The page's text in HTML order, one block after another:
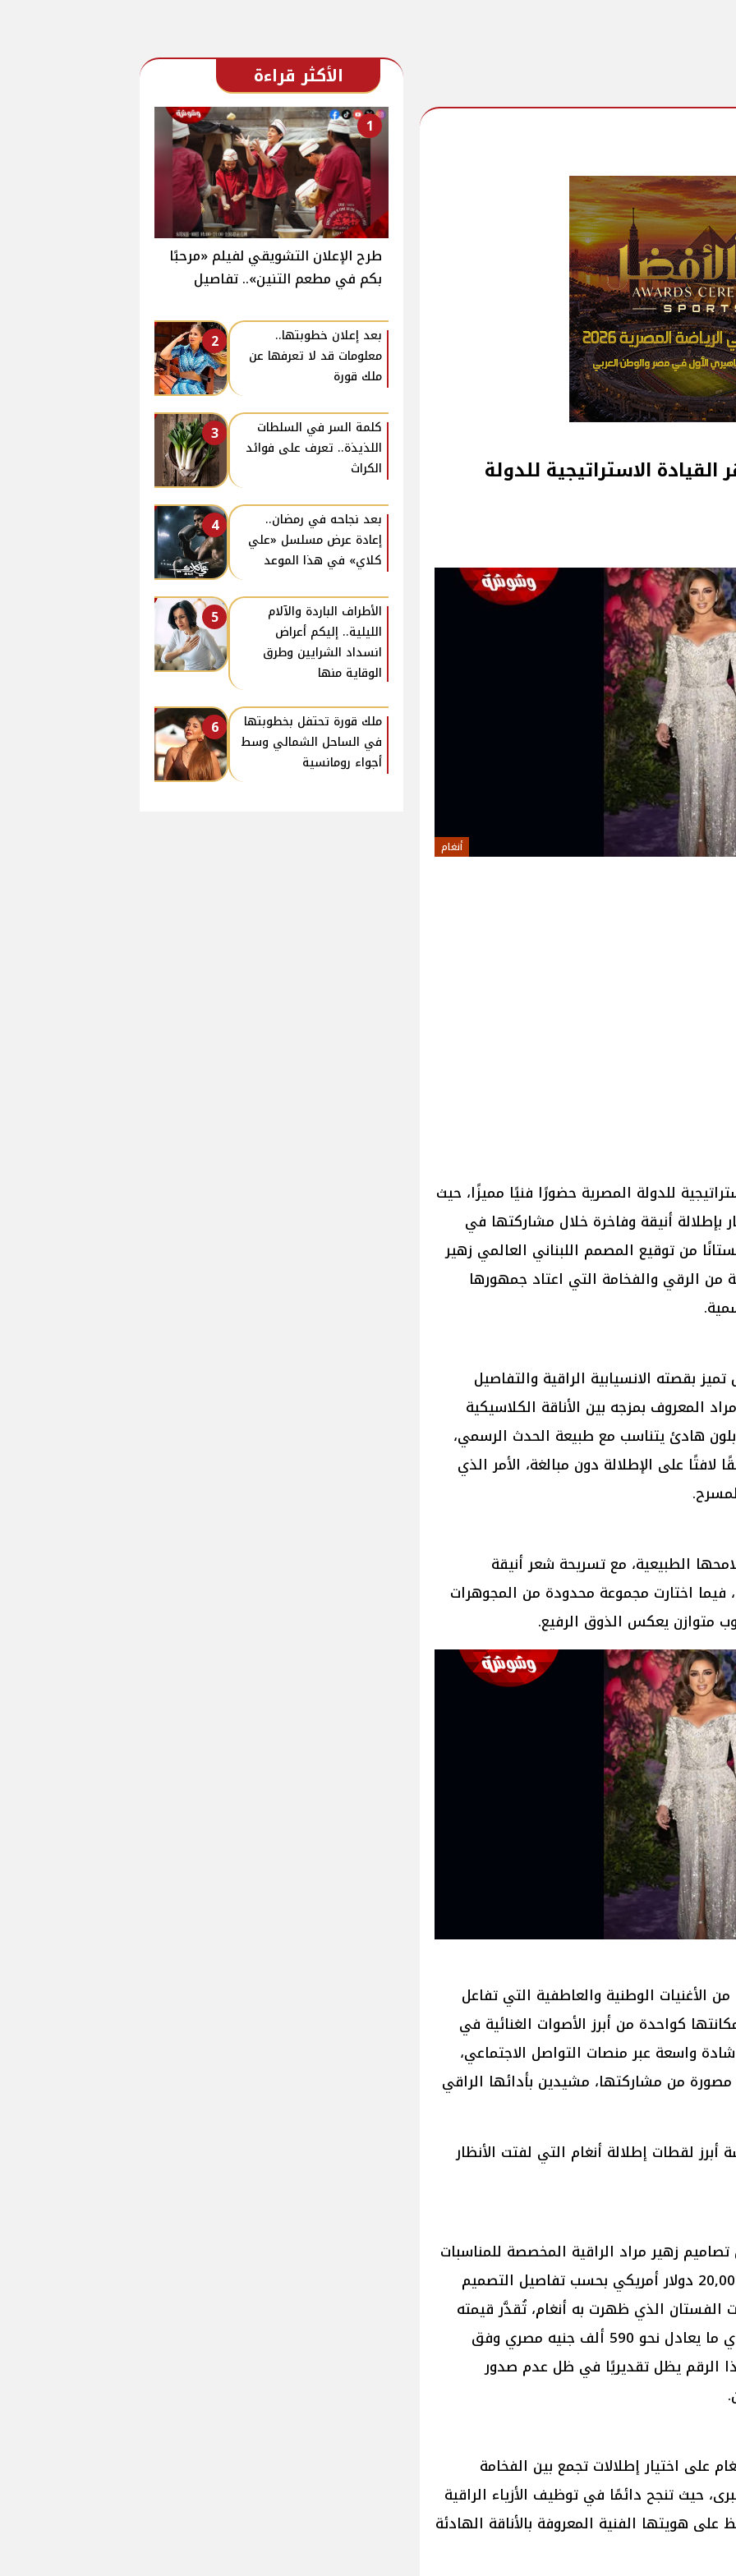
الاستراتيجية للدولة
أنغام
للدولة المصرية حضورًا فنيًا مميزًا، حيث
بإطلالة أنيقة وفاخرة خلال مشاركتها في
من توقيع المصمم اللبناني العالمي زهير
الرقي والفخامة التي اعتاد جمهورها
بقصته الانسيابية الراقية والتفاصيل
المعروف بمزجه بين الأناقة الكلاسيكية
هادئ يتناسب مع طبيعة الحدث الرسمي،
لافتًا على الإطلالة دون مبالغة، الأمر الذي
الطبيعية، مع تسريحة شعر أنيقة
اختارت مجموعة محدودة من المجوهرات
متوازن يعكس الذوق الرفيع.
الأغنيات الوطنية والعاطفية التي تفاعل
كواحدة من أبرز الأصوات الغنائية في
واسعة عبر منصات التواصل الاجتماعي،
من مشاركتها، مشيدين بأدائها الراقي
لقطات إطلالة أنغام التي لفتت الأنظار
زهير مراد الراقية المخصصة للمناسبات
الرسمية تتراوح عادة بين 8,000 و20,000 دولار أمريكي بحسب تفاصيل التصميم
الفستان الذي ظهرت به أنغام، تُقدَّر قيمته
بنحو 12,000 دولار أمريكي تقريبًا، أي ما يعادل نحو 590 ألف جنيه مصري وفق
الرقم يظل تقديريًا في ظل عدم صدور
على اختيار إطلالات تجمع بين الفخامة
حيث تنجح دائمًا في توظيف الأزياء الراقية
هويتها الفنية المعروفة بالأناقة الهادئة
الأكثر قراءة
1
طرح الإعلان التشويقي لفيلم «مرحبًا
بكم في مطعم التنين».. تفاصيل
2
بعد إعلان خطوبتها..
معلومات قد لا تعرفها عن
ملك قورة
3
كلمة السر في السلطات
اللذيذة.. تعرف على فوائد
الكراث
4
بعد نجاحه في رمضان..
إعادة عرض مسلسل «علي
كلاي» في هذا الموعد
5
الأطراف الباردة والآلام
الليلية.. إليكم أعراض
انسداد الشرايين وطرق
الوقاية منها
6
ملك قورة تحتفل بخطوبتها
في الساحل الشمالي وسط
أجواء رومانسية